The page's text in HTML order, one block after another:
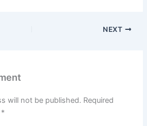
NEXT
will not be published. Required
*